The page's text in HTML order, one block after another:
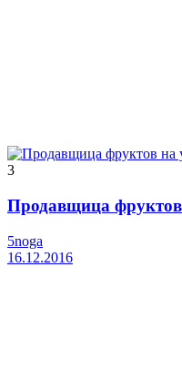
3
Продавщица
5noga
16.12.2016